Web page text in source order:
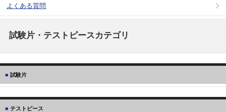
よくある質問
試験片・テストピースカテゴリ
試験片
テストピース